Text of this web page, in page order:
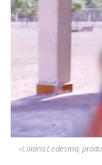
»Liliana Ledesma,